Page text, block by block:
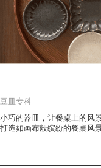
豆皿专科
小巧的器皿，让餐桌上的风
打造如画布般缤纷的餐桌风景